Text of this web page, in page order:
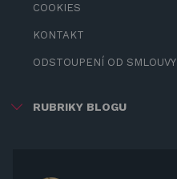
COOKIES
KONTAKT
ODSTOUPENÍ OD SMLOUVY
RUBRIKY BLOGU